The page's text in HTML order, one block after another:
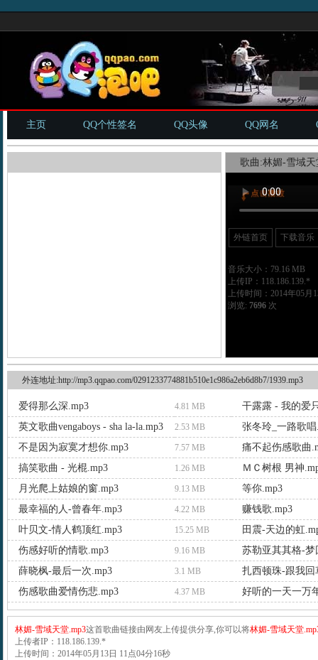
主页 QQ个性签名 QQ头像 QQ网名
歌曲:林媚-雪域天
外链首页 下载音乐
音乐大小：79.16 MB
上传IP：118.186.139.*
上传时间：2014年05月
浏览: 7696次
外连地址:http://mp3.qqpao.com/0291233774881b510e1c986a2eb6d8b7/1939.mp3
爱得那么深.mp3 4.81 MB
干露露 - 我的爱
英文歌曲vengaboys - sha la-la.mp3
2.53 MB
张冬玲_一路歌唱
不是因为寂寞才想你.mp3
7.57 MB
痛不起伤感歌曲
搞笑歌曲 - 光棍.mp3
1.26 MB
ＭＣ树根 男神
月光爬上姑娘的窗.mp3
9.13 MB
等你.mp3
最幸福的人-曾春年.mp3
4.22 MB
赚钱歌.mp3
叶贝文-情人鹤顶红.mp3
15.25 MB
田震-天边的虹
伤感好听的情歌.mp3
9.16 MB
苏勒亚其其格-梦
薛晓枫-最后一次.mp3
3.1 MB
扎西顿珠-跟我回
伤感歌曲爱情伤悲.mp3
4.37 MB 好听的一天一万
林媚-雪域天堂.mp3这首歌曲链接由网友上传提供分享,你可以将林媚-雪域天堂
上传者IP：118.186.139.*
上传时间：2014年05月13日 11点04分16秒